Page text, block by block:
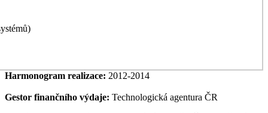
Harmonogram realizace: 2012-2014
Gestor finančního výdaje: Technologická agentura ČR